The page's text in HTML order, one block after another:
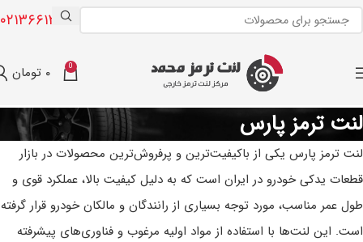
۰۲۱۳۶۶۱۳۰۰۸
0 ۰ تومان
لنت ترمز پارس
لنت ترمز پارس یکی از باکیفیت‌ترین و پرفروش‌ترین محصولات در بازار
قطعات یدکی خودرو در ایران است که به دلیل کیفیت بالا، عملکرد قوی و
طول عمر مناسب، مورد توجه بسیاری از رانندگان و مالکان خودرو قرار گرفته
است. این لنت‌ها با استفاده از مواد اولیه مرغوب و فناوری‌های پیشرفته